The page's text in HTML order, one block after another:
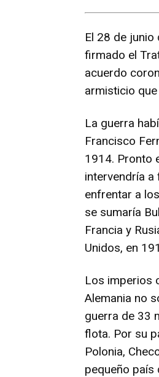
El 28 de
firmado el
acuerdo
armisticio
La guerra
Francisco
1914. Pronto
intervendría
enfrentar a
se sumaría
Francia y
Unidos, en
Los imperios
Alemania no
guerra de 33
flota. Por su
Polonia,
pequeño país